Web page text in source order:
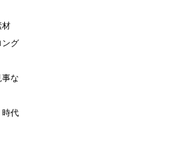
材
ング
な
時代